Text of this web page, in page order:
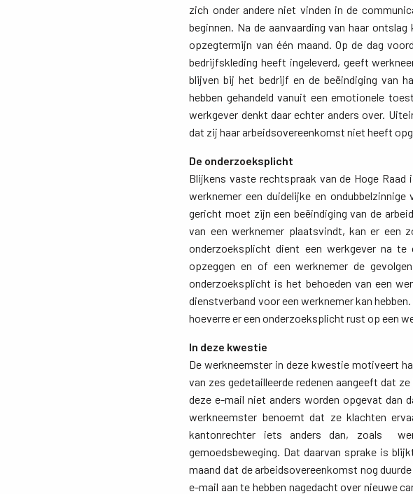
zich onder andere niet vinden in de
beginnen. Na de aanvaarding van haar
opzegtermijn van één maand. Op de dag
bedrijfskleding heeft ingeleverd, geeft
blijven bij het bedrijf en de beëindiging van
hebben gehandeld vanuit een emotionele
werkgever denkt daar echter anders over.
dat zij haar arbeidsovereenkomst niet heeft
De onderzoeksplicht
Blijkens vaste rechtspraak van de Hoge
werknemer een duidelijke en
gericht moet zijn een beëindiging van de
van een werknemer plaatsvindt, kan er een
onderzoeksplicht dient een werkgever na te
opzeggen en of een werknemer de
onderzoeksplicht is het behoeden van een
dienstverband voor een werknemer kan
hoeverre er een onderzoeksplicht rust op een
In deze kwestie
De werkneemster in deze kwestie motiveert
van zes gedetailleerde redenen aangeeft dat
deze e-mail niet anders worden opgevat dan
werkneemster benoemt dat ze klachten
kantonrechter iets anders dan, zoals
gemoedsbeweging. Dat daarvan sprake is
maand dat de arbeidsovereenkomst nog
e-mail aan te hebben nagedacht over nieuwe